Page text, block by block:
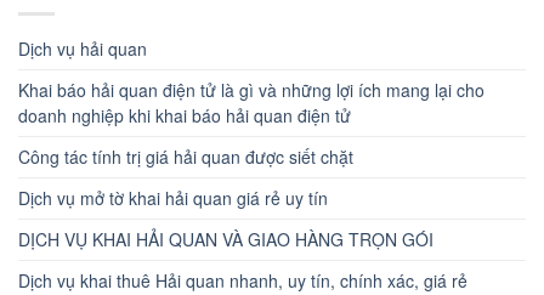
Dịch vụ hải quan
Khai báo hải quan điện tử là gì và những lợi ích mang lại cho
doanh nghiệp khi khai báo hải quan điện tử
Công tác tính trị giá hải quan được siết chặt
Dịch vụ mở tờ khai hải quan giá rẻ uy tín
DỊCH VỤ KHAI HẢI QUAN VÀ GIAO HÀNG TRỌN GÓI
Dịch vụ khai thuê Hải quan nhanh, uy tín, chính xác, giá rẻ